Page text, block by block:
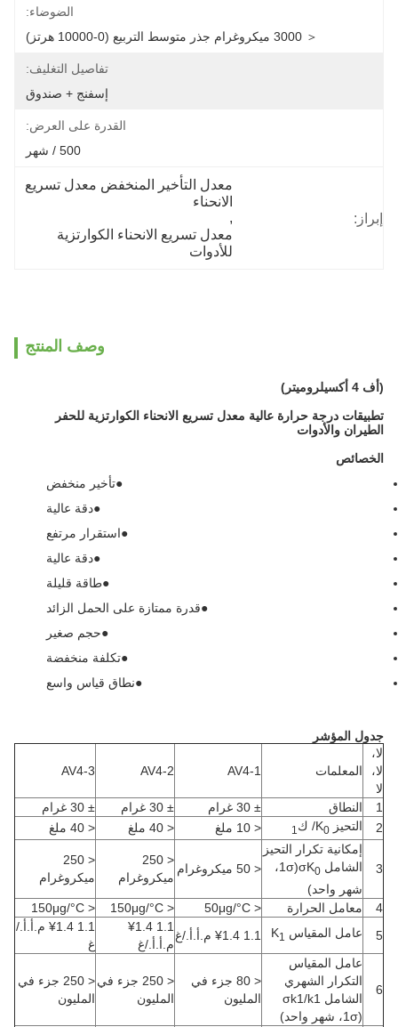
الضوضاء:
＜ 3000 ميكروغرام جذر متوسط ​​التربيع (0-10000 هرتز)
تفاصيل التغليف:
إسفنج + صندوق
القدرة على العرض:
500 / شهر
إبراز:
معدل التأخير المنخفض معدل تسريع
الانحناء
,
معدل تسريع الانحناء الكوارتزية
للأدوات
وصف المنتج
(أف 4 أكسيلروميتر)
تطبيقات درجة حرارة عالية معدل تسريع الانحناء الكوارتزية للحفر
الطيران والأدوات
الخصائص
●تأخير منخفض
●دقة عالية
●استقرار مرتفع
●دقة عالية
●طاقة قليلة
●قدرة ممتازة على الحمل الزائد
●حجم صغير
●تكلفة منخفضة
●نطاق قياس واسع
جدول المؤشر
لا،
لا،
المعلمات AV4-1
AV4-2
AV4-3
النطاق ± 30 غرام ± 30 غرام
± 30 غرام
التحيز K0 / ك1 < 10 ملغ < 40 ملغ < 40 ملغ
إمكانية تكرار التحيز
الشامل σK 0
(1σ،
شهر واحد)
< 50 ميكروغرام
< 250
ميكروغرام
< 250
ميكروغرام
4 معامل الحرارة < 50μg/°C
< 150μg/°C
< 150μg/°C
5
عامل المقياس K 1 1.1 ¥1.4 م.أ.أ./غ
1.1 ¥1.4
م.أ.أ./غ
1.1 ¥1.4 م.أ.أ./
عامل المقياس
التكرار الشهري
الشامل σk1/k1
< 80 جزء في
المليون
< 250 جزء في
المليون
< 250 جزء في
المليون